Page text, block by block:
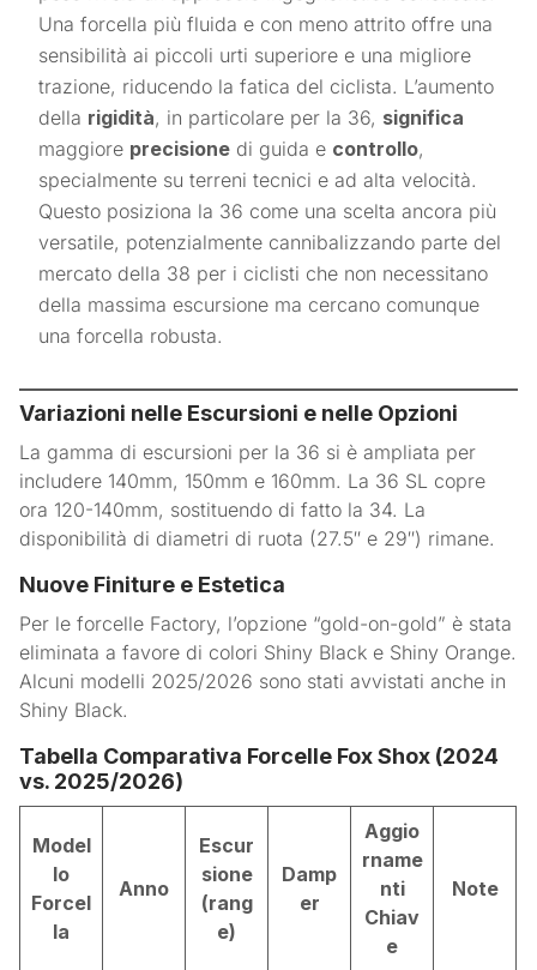
Una forcella più fluida e con meno attrito offre una
sensibilità ai piccoli urti superiore e una migliore
trazione, riducendo la fatica del ciclista. L’aumento
della rigidità, in particolare per la 36, significa
maggiore precisione di guida e controllo,
specialmente su terreni tecnici e ad alta velocità.
Questo posiziona la 36 come una scelta ancora più
versatile, potenzialmente cannibalizzando parte del
mercato della 38 per i ciclisti che non necessitano
della massima escursione ma cercano comunque
una forcella robusta.
Variazioni nelle Escursioni e nelle Opzioni
La gamma di escursioni per la 36 si è ampliata per
includere 140mm, 150mm e 160mm. La 36 SL copre
ora 120-140mm, sostituendo di fatto la 34. La
disponibilità di diametri di ruota (27.5″ e 29″) rimane.
Nuove Finiture e Estetica
Per le forcelle Factory, l’opzione “gold-on-gold” è stata
eliminata a favore di colori Shiny Black e Shiny Orange.
Alcuni modelli 2025/2026 sono stati avvistati anche in
Shiny Black.
Tabella Comparativa Forcelle Fox Shox (2024
vs. 2025/2026)
Model
lo
Forcel
la
Anno
Escur
sione
(rang
e)
Damp
er
Aggio
rname
nti
Chiav
e
Note